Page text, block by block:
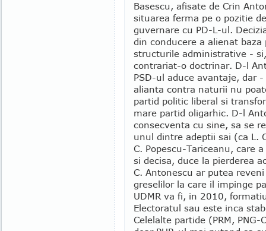
Basescu, afisate de Crin
situarea ferma pe o pozitie
guvernare cu PD-L-ul.
din conducere a alienat
structurile administrative -
contrariat-o doctrinar. D-l
PSD-ul aduce avantaje, dar
alianta contra naturii nu
partid politic liberal si
mare partid oligarhic. D-l
consecventa cu sine, sa se
unul dintre adeptii sai (ca L.
C. Popescu-Tariceanu, care
si decisa, duce la pierderea
C. Antonescu ar putea
greselilor la care il impinge
UDMR va fi, in 2010,
Electoratul sau este inca
Celelalte partide (PRM,